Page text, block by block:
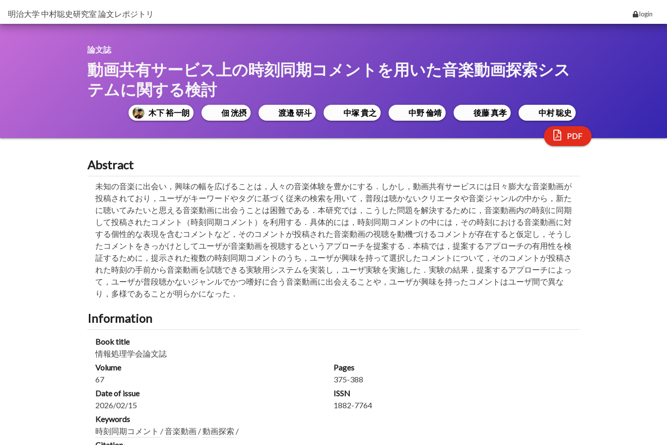
明治大学 中村聡史研究室 論文レポジトリ login
論文誌
動画共有サービス上の時刻同期コメントを用いた音楽動画探索シス
テムに関する検討
木下 裕一朗 佃 洸摂 渡邉 研斗 中塚 貴之 中野 倫靖 後藤 真孝 中村 聡史
PDF
Abstract
未知の音楽に出会い，興味の幅を広げることは，人々の音楽体験を豊かにする．しかし，動画共有サービスには日々膨大な音楽動画が
投稿されており，ユーザがキーワードやタグに基づく従来の検索を用いて，普段は聴かないクリエータや音楽ジャンルの中から，新た
に聴いてみたいと思える音楽動画に出会うことは困難である．本研究では，こうした問題を解決するために，音楽動画内の時刻に同期
して投稿されたコメント（時刻同期コメント）を利用する．具体的には，時刻同期コメントの中には，その時刻における音楽動画に対
する個性的な表現を含むコメントなど，そのコメントが投稿された音楽動画の視聴を動機づけるコメントが存在すると仮定し，そうし
たコメントをきっかけとしてユーザが音楽動画を視聴するというアプローチを提案する．本稿では，提案するアプローチの有用性を検
証するために，提示された複数の時刻同期コメントのうち，ユーザが興味を持って選択したコメントについて，そのコメントが投稿さ
れた時刻の手前から音楽動画を試聴できる実験用システムを実装し，ユーザ実験を実施した．実験の結果，提案するアプローチによっ
て，ユーザが普段聴かないジャンルでかつ嗜好に合う音楽動画に出会えることや，ユーザが興味を持ったコメントはユーザ間で異な
り，多様であることが明らかになった．
Information
Book title
情報処理学会論文誌
Volume
67
Pages
375-388
Date of issue
2026/02/15
ISSN
1882-7764
Keywords
時刻同期コメント /音楽動画 /動画探索 /